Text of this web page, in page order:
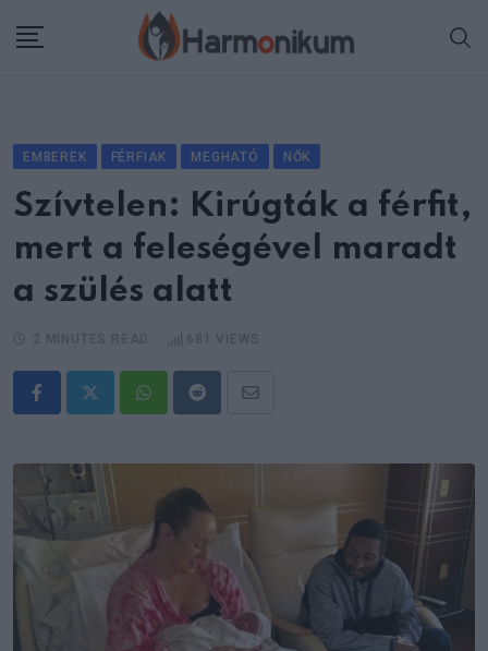
EMBEREK FÉRFIAK MEGHATÓ NŐK
Szívtelen: Kirúgták a férfit,
mert a feleségével maradt
a szülés alatt
WhatsappRedditShare
Email